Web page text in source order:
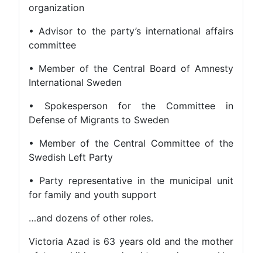
organization
• Advisor to the party’s international affairs
committee
• Member of the Central Board of Amnesty
International Sweden
• Spokesperson for the Committee in
Defense of Migrants to Sweden
• Member of the Central Committee of the
Swedish Left Party
• Party representative in the municipal unit
for family and youth support
…and dozens of other roles.
Victoria Azad is 63 years old and the mother